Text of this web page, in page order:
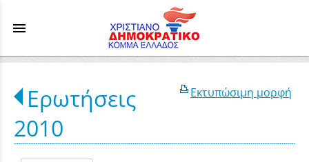
menu
Εκτυπώσιμη μορφή
Ερωτήσεις
2010